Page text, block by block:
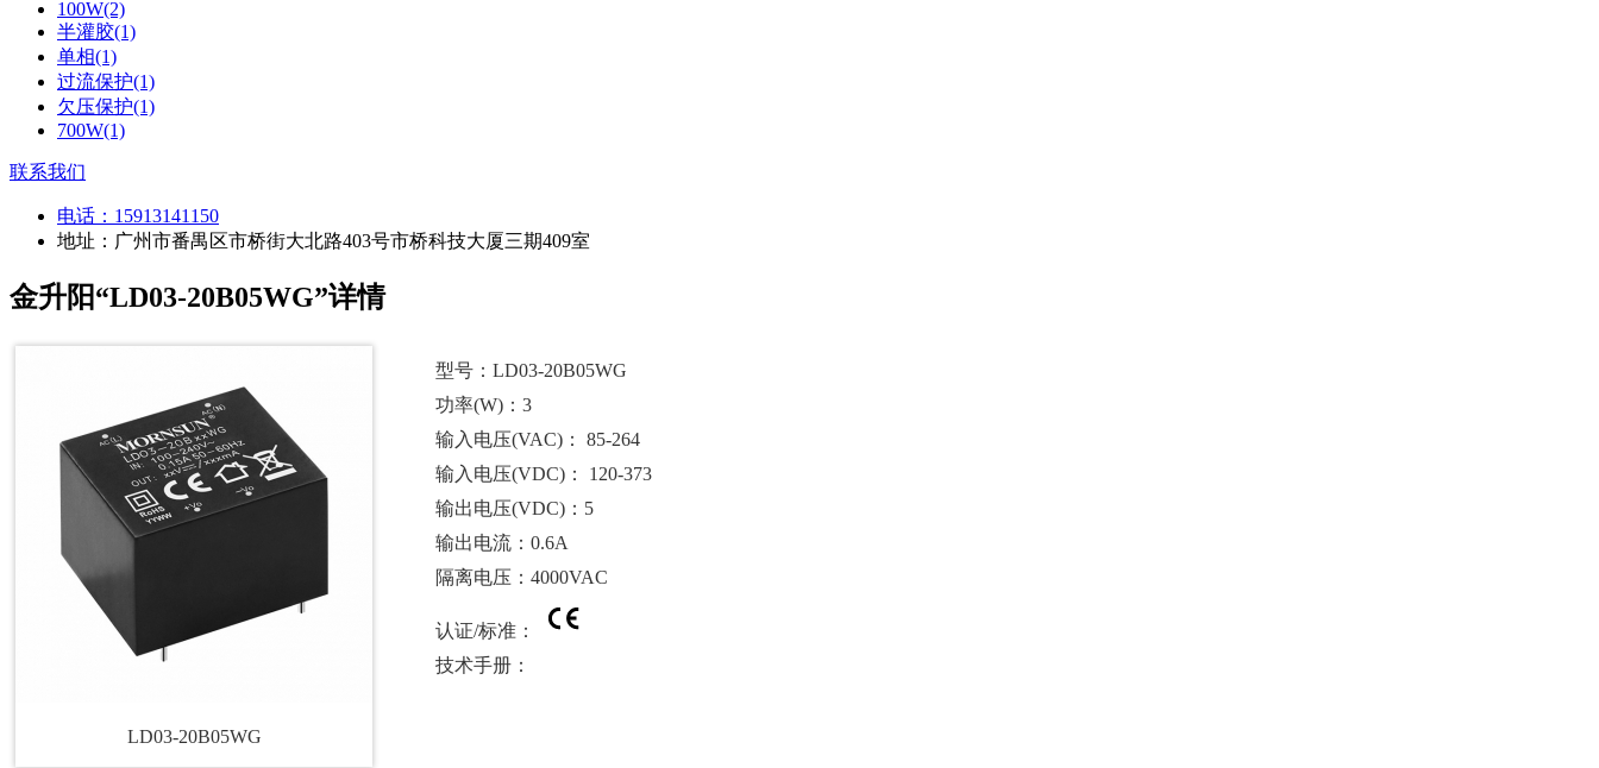
100W(2)
半灌胶(1)
单相(1)
过流保护(1)
欠压保护(1)
700W(1)
联系我们
电话： 15913141150
地址：广州市番禺区市桥街大北路403号市桥科技大厦三期409室
金升阳“LD03-20B05WG”详情
LD03-20B05WG
型号：LD03-20B05WG
功率(W)：3
输入电压(VAC)： 85-264
输入电压(VDC)： 120-373
输出电压(VDC)：5
输出电流：0.6A
隔离电压：4000VAC
认证/标准：
技术手册：